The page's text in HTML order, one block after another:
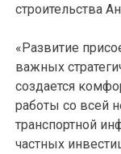
строительства
«Развитие
важных
создается
работы со всей
транспортной
частных